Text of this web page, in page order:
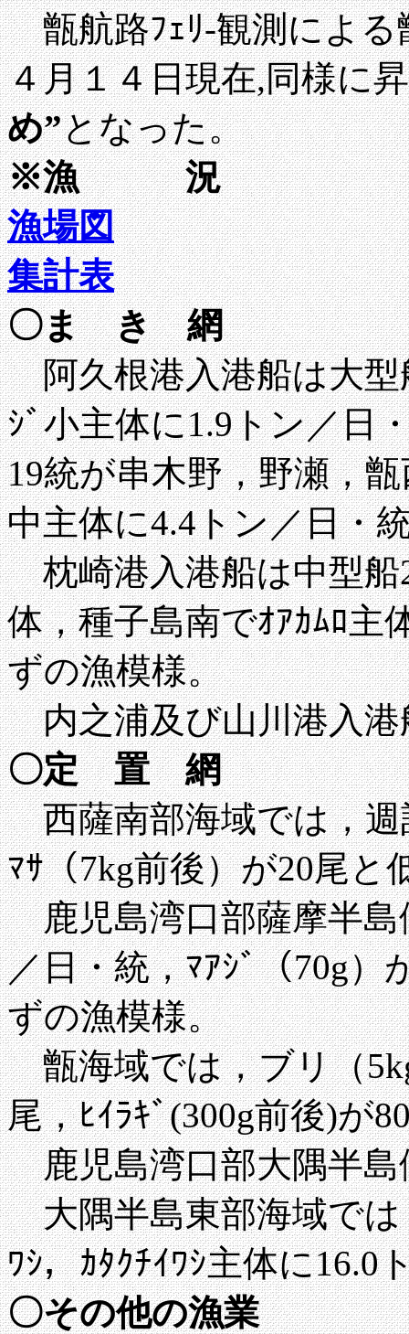
甑航路ﾌｪﾘ-観測による
４月１４日現在,同様に
め”となった。
※漁 況
漁場図
集計表
〇ま き 網
阿久根港入港船は大型
ｼﾞ小主体に1.9トン／日
19統が串木野，野瀬，
中主体に4.4トン／日・
枕崎港入港船は中型船
体，種子島南でｵｱｶﾑﾛ主
ずの漁模様。
内之浦及び山川港入港
〇定 置 網
西薩南部海域では，週
ﾏｻ（7kg前後）が20尾と
鹿児島湾口部薩摩半島
／日・統，ﾏｱｼﾞ（70g）
ずの漁模様。
甑海域では，ブリ（
尾，ﾋｲﾗｷﾞ(300g前後)が
鹿児島湾口部大隅半島
大隅半島東部海域で
ﾜｼ，ｶﾀｸﾁｲﾜｼ主体に16.0
〇その他の漁業